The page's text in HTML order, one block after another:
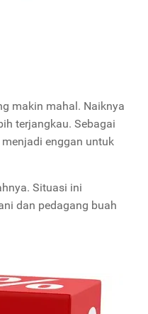
makin mahal. Naiknya
terjangkau. Sebagai
enggan untuk
Situasi ini
dan pedagang buah